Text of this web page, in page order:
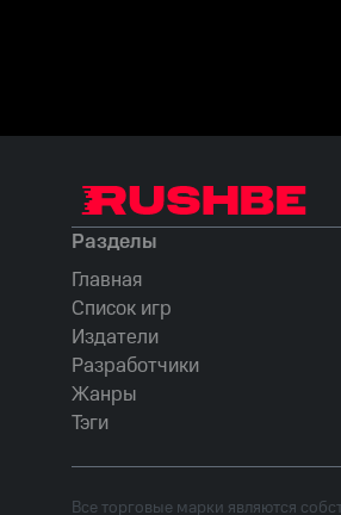
Разделы
Главная
Список игр
Издатели
Разработчики
Жанры
Тэги
Все торговые марки являются